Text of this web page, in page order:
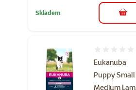
Skladem do
Eukanuba
Puppy
Medium